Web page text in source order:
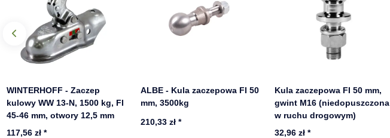
WINTERHOFF - Zaczep
kulowy WW 13-N, 1500 kg, FI
45-46 mm, otwory 12,5 mm
117,56 zł*
ALBE - Kula zaczepowa FI 50
mm, 3500kg
210,33 zł*
Kula zaczepowa FI 50 mm,
gwint M16 (niedopuszczona
w ruchu drogowym)
32,96 zł*